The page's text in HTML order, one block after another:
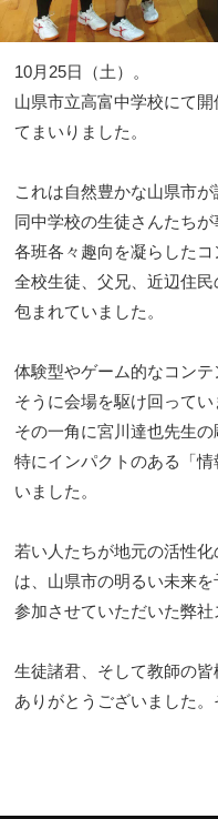
10月25日（土）。
山県市立高富中学校にて
てまいりました。
これは自然豊かな山県市
同中学校の生徒さんたち
各班各々趣向を凝らしたコ
全校生徒、父兄、近辺住
包まれていました。
体験型やゲーム的なコン
そうに会場を駆け回ってい
その一角に宮川達也先生の
特にインパクトのある「
いました。
若い人たちが地元の活性
は、山県市の明るい未来を
参加させていただいた弊社
生徒諸君、そして教師の皆
ありがとうございました。